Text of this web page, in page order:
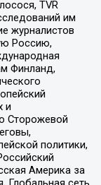
TVR
им
журналистов
Россию,
Финланд,
и
Сторожевой
политики,
Америка за